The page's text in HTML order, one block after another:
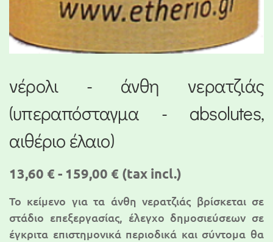
νέρολι - άνθη νερατζιάς
(υπεραπόσταγμα - absolutes,
αιθέριο έλαιο)
13,60 € - 159,00 € (tax incl.)
Το κείμενο για τα άνθη νερατζιάς βρίσκεται σε
στάδιο επεξεργασίας, έλεγχο δημοσιεύσεων σε
έγκριτα επιστημονικά περιοδικά και σύντομα θα